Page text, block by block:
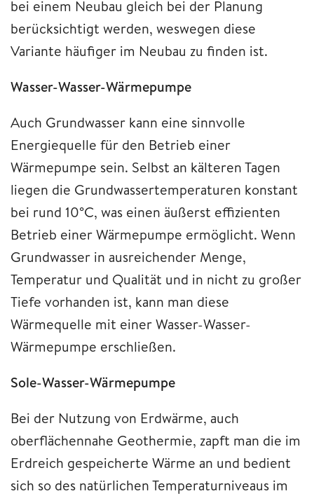
bei einem Neubau gleich bei der Planung
berücksichtigt werden, weswegen diese
Variante häufiger im Neubau zu finden ist.
Wasser-Wasser-Wärmepumpe
Auch Grundwasser kann eine sinnvolle
Energiequelle für den Betrieb einer
Wärmepumpe sein. Selbst an kälteren Tagen
liegen die Grundwassertemperaturen konstant
bei rund 10°C, was einen äußerst effizienten
Betrieb einer Wärmepumpe ermöglicht. Wenn
Grundwasser in ausreichender Menge,
Temperatur und Qualität und in nicht zu großer
Tiefe vorhanden ist, kann man diese
Wärmequelle mit einer Wasser-Wasser-
Wärmepumpe erschließen.
Sole-Wasser-Wärmepumpe
Bei der Nutzung von Erdwärme, auch
oberflächennahe Geothermie, zapft man die im
Erdreich gespeicherte Wärme an und bedient
sich so des natürlichen Temperaturniveaus im